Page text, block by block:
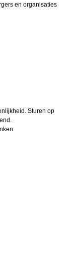
en organisaties
Sturen op